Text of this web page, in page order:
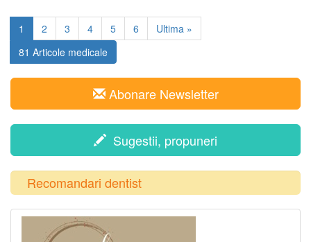
1 2 3 4 5 6
Ultima »
81 Articole medicale
Abonare Newsletter
Sugestii, propuneri
Recomandari dentist